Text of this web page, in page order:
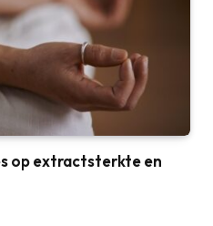
op extractsterkte en